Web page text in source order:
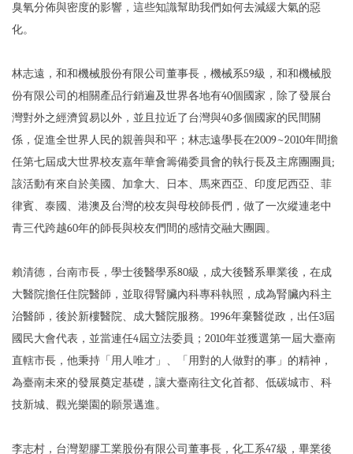
臭氧分佈與密度的影響，這些知識幫助我們如何去減緩大氣的惡
化。
林志遠，和和機械股份有限公司董事長，機械系59級，和和機械股
份有限公司的相關產品行銷遍及世界各地有40個國家，除了發展台
灣對外之經濟貿易以外，並且拉近了台灣與40多個國家的民間關
係，促進全世界人民的親善與和平；林志遠學長在2009~2010年間擔
任第七屆成大世界校友嘉年華會籌備委員會的執行長及主席團團員;
該活動有來自於美國、加拿大、日本、馬來西亞、印度尼西亞、菲
律賓、泰國、港澳及台灣的校友與母校師長們，做了一次縱連老中
青三代跨越60年的師長與校友們間的感情交融大團圓。
賴清德，台南市長，學士後醫學系80級，成大後醫系畢業後，在成
大醫院擔任住院醫師，並取得腎臟內科專科執照，成為腎臟內科主
治醫師，後於新樓醫院、成大醫院服務。1996年棄醫從政，出任3屆
國民大會代表，並當連任4屆立法委員；2010年並獲選第一屆大臺南
直轄市長，他秉持「用人唯才」、「用對的人做對的事」的精神，
為臺南未來的發展奠定基礎，讓大臺南往文化首都、低碳城市、科
技新城、觀光樂園的願景邁進。
李志村，台灣塑膠工業股份有限公司董事長，化工系47級，畢業後